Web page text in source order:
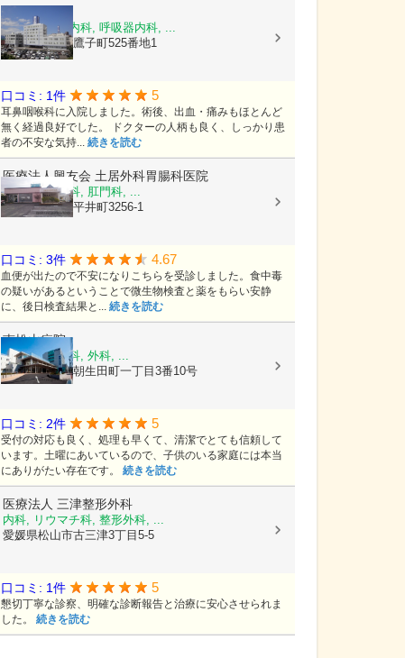
脳神経外科, 内科, 呼吸器内科, ...
愛媛県松山市鷹子町525番地1
口コミ: 1件 5
耳鼻咽喉科に入院しました。術後、出血・痛みもほとんど
無く経過良好でした。 ドクターの人柄も良く、しっかり患
者の不安な気持... 続きを読む
医療法人興友会 土居外科胃腸科医院
外科, 消化器科, 肛門科, ...
愛媛県松山市平井町3256-1
口コミ: 3件 4.67
血便が出たので不安になりこちらを受診しました。食中毒
の疑いがあるということで微生物検査と薬をもらい安静
に、後日検査結果と... 続きを読む
南松山病院
内科, 呼吸器科, 外科, ...
愛媛県松山市朝生田町一丁目3番10号
口コミ: 2件 5
受付の対応も良く、処理も早くて、清潔でとても信頼して
います。土曜にあいているので、子供のいる家庭には本当
にありがたい存在です。 続きを読む
医療法人 三津整形外科
内科, リウマチ科, 整形外科, ...
愛媛県松山市古三津3丁目5-5
口コミ: 1件 5
懇切丁寧な診察、明確な診断報告と治療に安心させられま
した。 続きを読む